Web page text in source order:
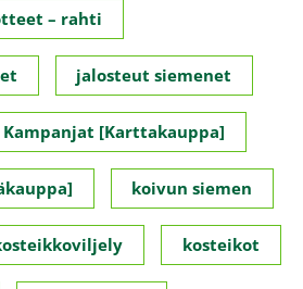
– rahti
jalosteut siemenet
Kampanjat [Karttakauppa]
koivun siemen
kosteikot